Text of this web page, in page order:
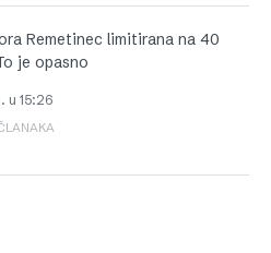
Remetinec limitirana na 40
je opasno
u 15:26